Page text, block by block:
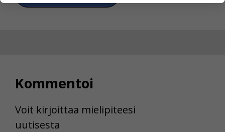
Kommentoi
Voit kirjoittaa mielipiteesi
uutisesta
yksittäiseen käyttäjään.